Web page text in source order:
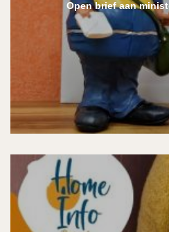
Open brief aan